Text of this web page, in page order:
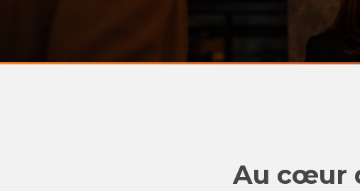
Au cœur